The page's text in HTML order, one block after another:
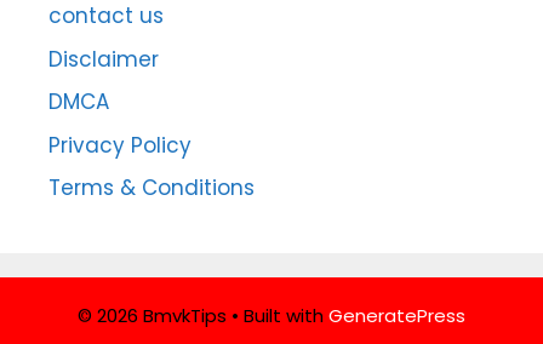
contact us
Disclaimer
DMCA
Privacy Policy
Terms & Conditions
© 2026 BmvkTips • Built withGeneratePress